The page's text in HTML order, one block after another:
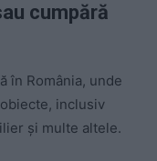
cumpără
în România, unde
inclusiv
și multe altele.